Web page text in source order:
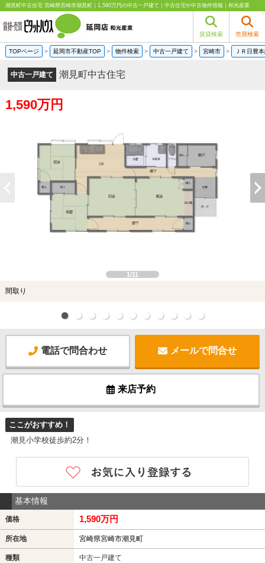
潮見町中古住宅 宮崎県宮崎市潮見町｜1,590万円の中古一戸建て｜中古住宅や中古物件情報｜和光産業
賃貸検索 売買検索
TOPページ > 延岡市不動産TOP > 物件検索 > 中古一戸建て > 宮崎市 > ＪＲ日豊
中古一戸建て 潮見町中古住宅
1,590万円
1/11
間取り
電話で問合わせ メールで問合せ
来店予約
ここがおすすめ！
潮見小学校徒歩約2分！
基本情報
価格 1,590万円
所在地 宮崎県宮崎市潮見町
種類 中古一戸建て